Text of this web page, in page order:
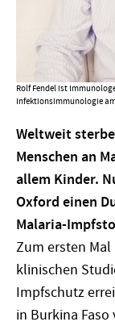
Rolf Fendel ist
Infektionsimmunologie
Weltweit
Menschen an
allem Kinder.
Oxford einen
Malaria-
Zum ersten
klinischen
Impfschutz
in Burkina